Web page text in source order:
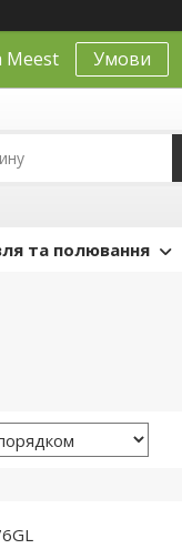
Meest Умови
та полювання